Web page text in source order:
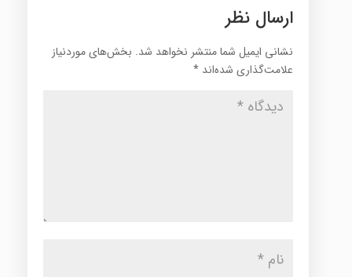
ارسال نظر
نشانی ایمیل شما منتشر نخواهد شد. بخش‌های موردنیاز
علامت‌گذاری شده‌اند *